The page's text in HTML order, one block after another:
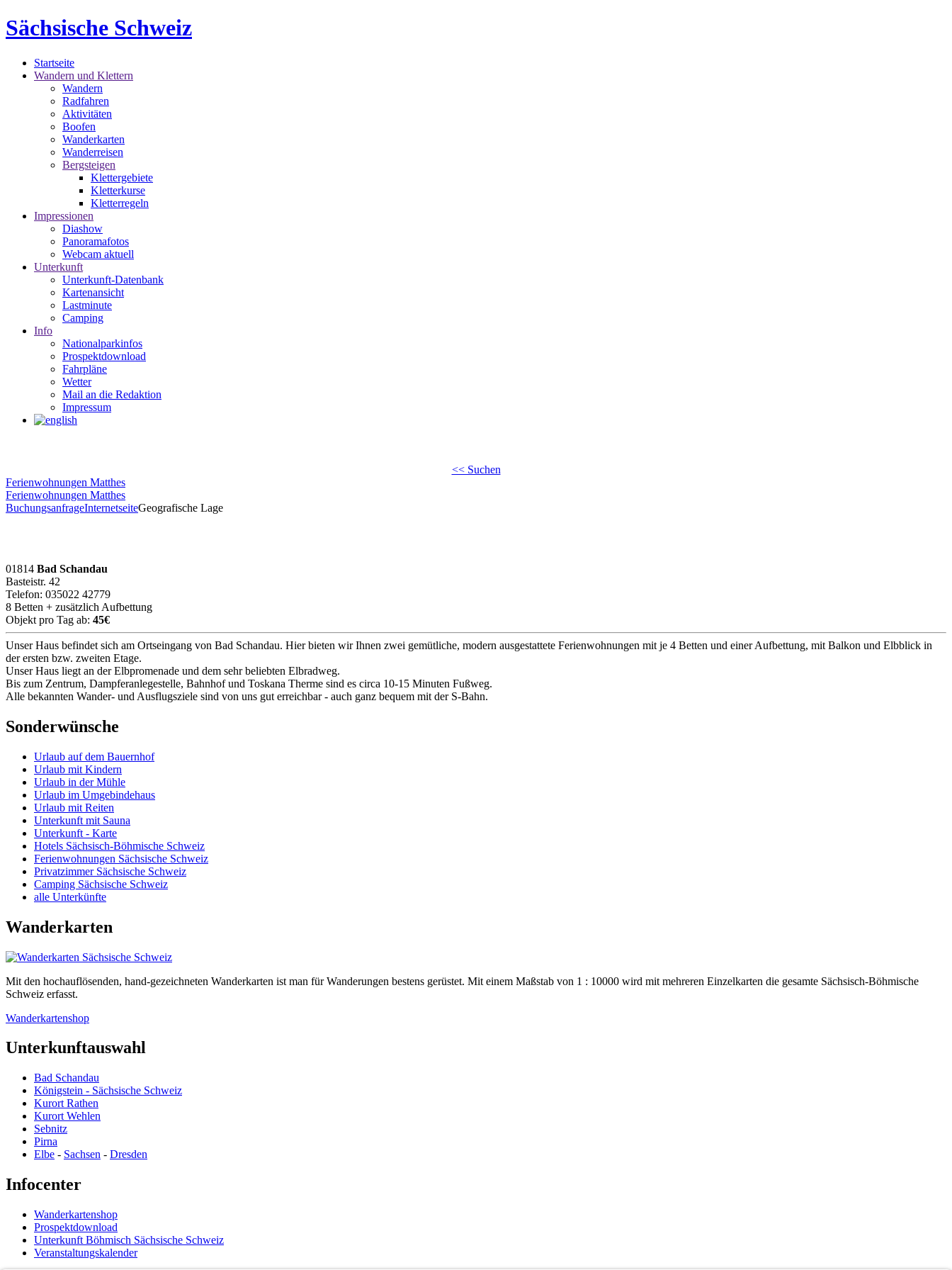
Sächsische Schweiz
Startseite
Wandern und Klettern
Wandern
Radfahren
Aktivitäten
Boofen
Wanderkarten
Wanderreisen
Bergsteigen
Klettergebiete
Kletterkurse
Kletterregeln
Impressionen
Diashow
Panoramafotos
Webcam aktuell
Unterkunft
Unterkunft-Datenbank
Kartenansicht
Lastminute
Camping
Info
Nationalparkinfos
Prospektdownload
Fahrpläne
Wetter
Mail an die Redaktion
Impressum
<< Suchen
Ferienwohnungen Matthes
Ferienwohnungen Matthes
BuchungsanfrageInternetseiteGeografische Lage
01814 Bad Schandau
Basteistr. 42
Telefon: 035022 42779
8 Betten + zusätzlich Aufbettung
Objekt pro Tag ab: 45€
Unser Haus befindet sich am Ortseingang von Bad Schandau. Hier bieten wir Ihnen zwei gemütliche, modern ausgestattete Ferienwohnungen mit je 4 Betten und einer Aufbettung, mit Balkon und Elbblick in
der ersten bzw. zweiten Etage.
Unser Haus liegt an der Elbpromenade und dem sehr beliebten Elbradweg.
Bis zum Zentrum, Dampferanlegestelle, Bahnhof und Toskana Therme sind es circa 10-15 Minuten Fußweg.
Alle bekannten Wander- und Ausflugsziele sind von uns gut erreichbar - auch ganz bequem mit der S-Bahn.
Sonderwünsche
Urlaub auf dem Bauernhof
Urlaub mit Kindern
Urlaub in der Mühle
Urlaub im Umgebindehaus
Urlaub mit Reiten
Unterkunft mit Sauna
Unterkunft - Karte
Hotels Sächsisch-Böhmische Schweiz
Ferienwohnungen Sächsische Schweiz
Privatzimmer Sächsische Schweiz
Camping Sächsische Schweiz
alle Unterkünfte
Wanderkarten
Mit den hochauflösenden, hand-gezeichneten Wanderkarten ist man für Wanderungen bestens gerüstet. Mit einem Maßstab von 1 : 10000 wird mit mehreren Einzelkarten die gesamte Sächsisch-Böhmische
Schweiz erfasst.
Wanderkartenshop
Unterkunftauswahl
Bad Schandau
Königstein - Sächsische Schweiz
Kurort Rathen
Kurort Wehlen
Sebnitz
Pirna
Elbe - Sachsen - Dresden
Infocenter
Wanderkartenshop
Prospektdownload
Unterkunft Böhmisch Sächsische Schweiz
Veranstaltungskalender